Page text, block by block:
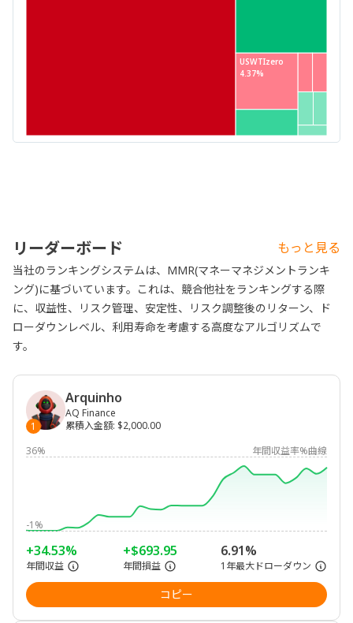
USWTIzero
4.37%
リーダーボード もっと見る
当社のランキングシステムは、MMR(マネーマネジメントランキ
ング)に基づいています。これは、競合他社をランキングする際
に、収益性、リスク管理、安定性、リスク調整後のリターン、ド
ローダウンレベル、利用寿命を考慮する高度なアルゴリズムで
す。
1
Arquinho
AQ Finance
累積入金額: $2,000.00
36%
年間収益率%曲線
-1%
+34.53%
年間収益
+$693.95
年間損益
6.91%
1年最大ドローダウン
コピー